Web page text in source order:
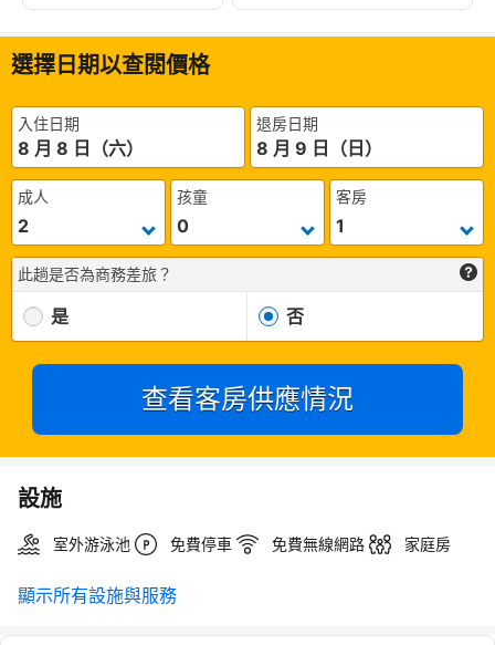
選擇日期以查閱價格
入住日期
8 月 8 日（六）
退房日期
8 月 9 日（日）
成人 孩童 客房
此趟是否為商務差旅？
是 否
查看客房供應情況
設施
室外游泳池 免費停車 免費無線網路 家庭房
顯示所有設施與服務